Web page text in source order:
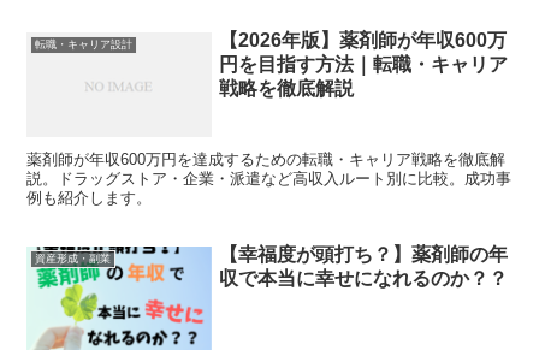
転職・キャリア設計
【2026年版】薬剤師が年収600万
円を目指す方法｜転職・キャリア
戦略を徹底解説
薬剤師が年収600万円を達成するための転職・キャリア戦略を徹底解
説。ドラッグストア・企業・派遣など高収入ルート別に比較。成功事
例も紹介します。
資産形成・副業
【幸福度が頭打ち？】薬剤師の年
収で本当に幸せになれるのか？？